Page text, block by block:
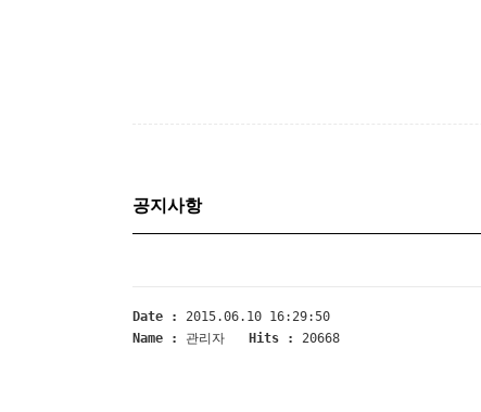
공지사항
Date :
2015.06.10 16:29:50
Name :
관리자 Hits : 20668